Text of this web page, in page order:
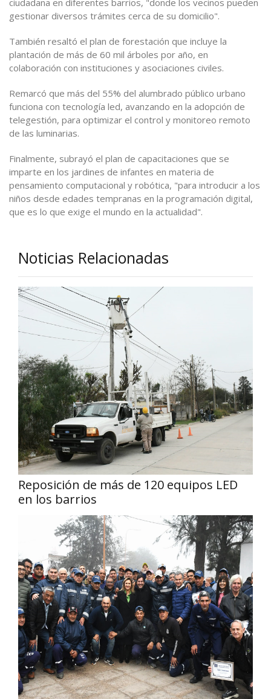
ciudadana en diferentes barrios, "donde los vecinos pueden
gestionar diversos trámites cerca de su domicilio".
También resaltó el plan de forestación que incluye la
plantación de más de 60 mil árboles por año, en
colaboración con instituciones y asociaciones civiles.
Remarcó que más del 55% del alumbrado público urbano
funciona con tecnología led, avanzando en la adopción de
telegestión, para optimizar el control y monitoreo remoto
de las luminarias.
Finalmente, subrayó el plan de capacitaciones que se
imparte en los jardines de infantes en materia de
pensamiento computacional y robótica, "para introducir a los
niños desde edades tempranas en la programación digital,
que es lo que exige el mundo en la actualidad".
Noticias Relacionadas
Reposición de más de 120 equipos LED
en los barrios